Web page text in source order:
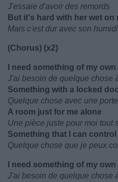
J'essaie d'avoir des remords
But it's hard with her wet on
Mais c'est dur avec son
(Chorus) (x2)
I need something of my own
J'ai besoin de quelque chose
Something with a locked
Quelque chose avec une
A room just for me alone
Une pièce juste pour moi tout
Something that I can control
Quelque chose que je peux
I need something of my own
J'ai besoin de quelque chose